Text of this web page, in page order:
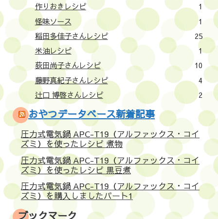
作りおきレシピ
1
怪味ソース
1
稲田多佳子さんレシピ
25
米油レシピ
1
荻田尚子さんレシピ
10
藤野真紀子さんレシピ
4
辻口 博啓さんレシピ
2
おやつデータベース新着記事
圧力式電気鍋 APC-T19（アルファックス・コイ
ズミ）を使ったレシピ 煮物
圧力式電気鍋 APC-T19（アルファックス・コイ
ズミ）を使ったレシピ 黒豆煮
圧力式電気鍋 APC-T19（アルファックス・コイ
ズミ）を購入しましたパート1
ブックマーク